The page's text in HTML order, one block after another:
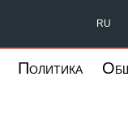
RU
Политика